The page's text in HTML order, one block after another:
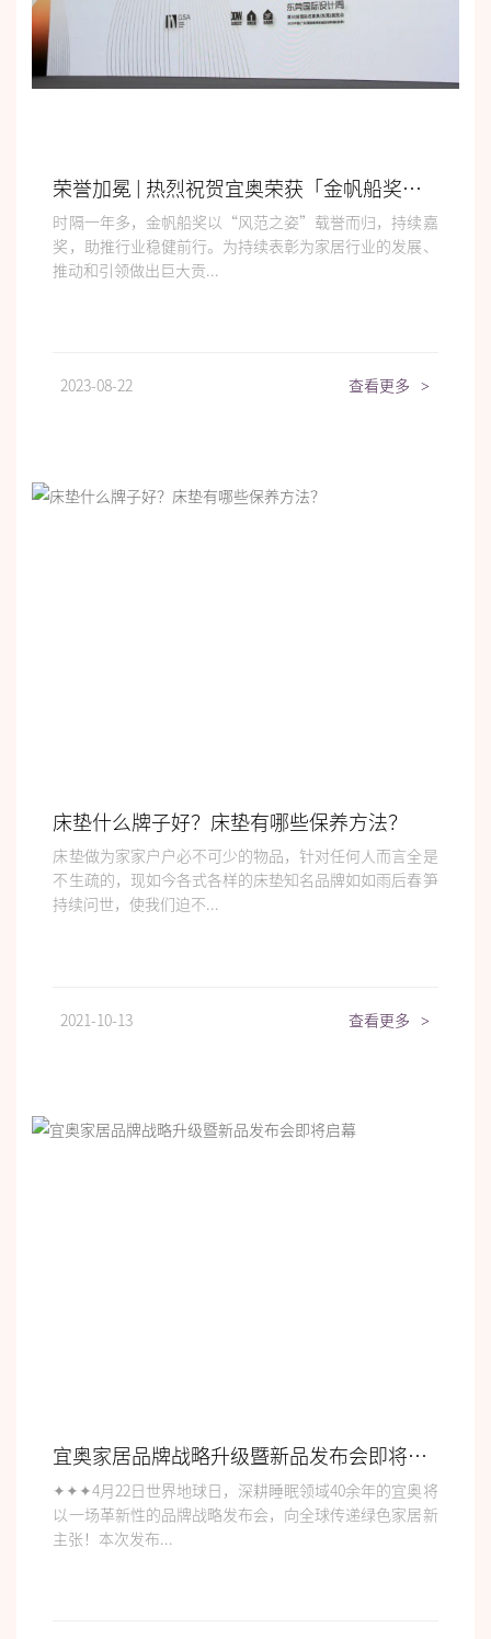
荣誉加冕 | 热烈祝贺宜奥荣获「金帆船奖」2023年度榜样家居品牌
时隔一年多，金帆船奖以“风范之姿”载誉而归，持续嘉
奖，助推行业稳健前行。为持续表彰为家居行业的发展、
推动和引领做出巨大贡...
2023-08-22 查看更多 >
床垫什么牌子好？床垫有哪些保养方法？
床垫做为家家户户必不可少的物品，针对任何人而言全是
不生疏的，现如今各式各样的床垫知名品牌如如雨后春笋
持续问世，使我们迫不...
2021-10-13 查看更多 >
宜奥家居品牌战略升级暨新品发布会即将启幕
✦✦✦4月22日世界地球日，深耕睡眠领域40余年的宜奥将
以一场革新性的品牌战略发布会，向全球传递绿色家居新
主张！本次发布...